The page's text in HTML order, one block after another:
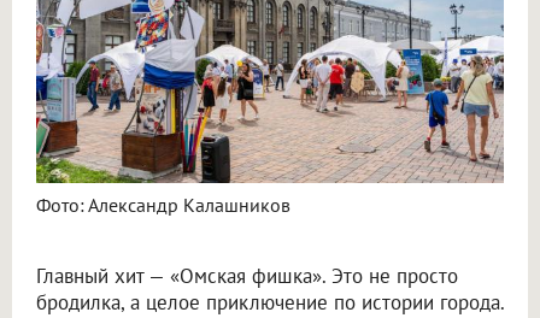
Фото: Александр Калашников
Главный хит — «Омская фишка». Это не просто
бродилка, а целое приключение по истории города.